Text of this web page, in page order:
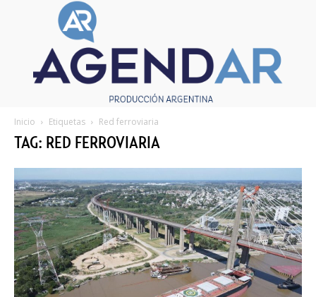
Inicio Etiquetas Red ferroviaria
TAG: RED FERROVIARIA